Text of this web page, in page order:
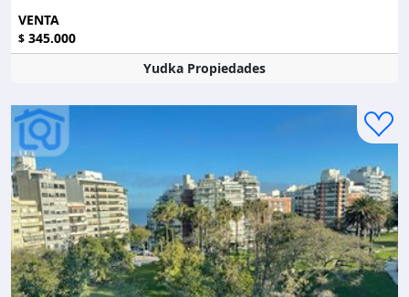
VENTA
$ 345.000
Yudka Propiedades